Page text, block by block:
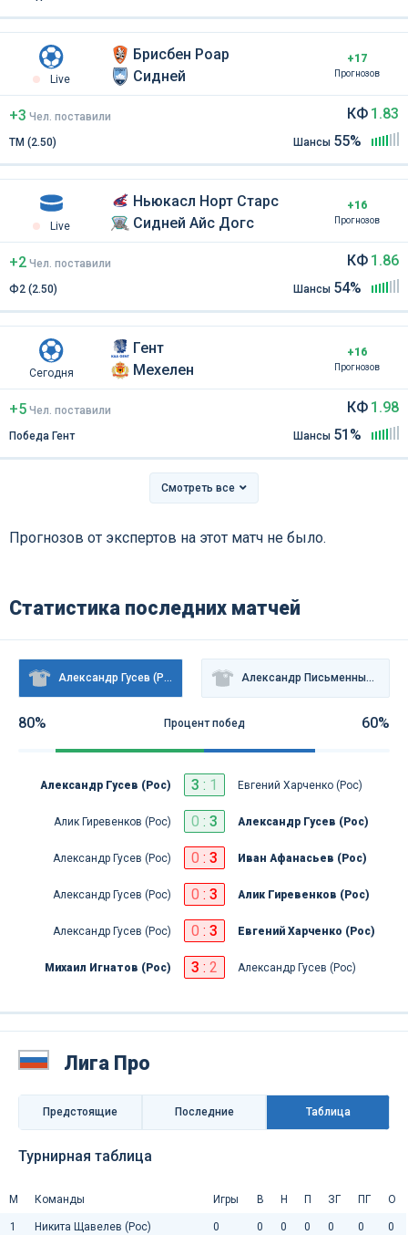
Live
Брисбен Роар
Сидней
+17
Прогнозов
+3 Чел поставили
ТМ (2.50)
КФ 1.83
Шансы 55%
Live
Ньюкасл Норт Старс
Сидней Айс Догс
+16
Прогнозов
+2 Чел поставили
Ф2 (2.50)
КФ 1.86
Шансы 54%
Сегодня
Гент
Мехелен
+16
Прогнозов
+5 Чел поставили
Победа Гент
КФ 1.98
Шансы 51%
Смотреть все
Прогнозов от экспертов на этот матч не было.
Статистика последних матчей
Александр Гусев (Рос) Александр Письменный (Рос)
80% Процент побед 60%
Александр Гусев (Рос) 3 : 1 Евгений Харченко (Рос)
Алик Гиревенков (Рос) 0 : 3 Александр Гусев (Рос)
Александр Гусев (Рос) 0 : 3 Иван Афанасьев (Рос)
Александр Гусев (Рос) 0 : 3 Алик Гиревенков (Рос)
Александр Гусев (Рос) 0 : 3 Евгений Харченко (Рос)
Михаил Игнатов (Рос) 3 : 2 Александр Гусев (Рос)
Лига Про
Предстоящие Последниe Таблица
Турнирная таблица
М Команды Игры В Н П ЗГ ПГ О
1 Никита Щавелев (Рос) 0 0 0 0 0 0 0